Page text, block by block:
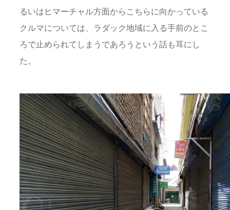
るいはヒマーチャル方面からこちらに向かっている
クルマについては、ラダック地域に入る手前のとこ
ろで止められてしまうであろうという話も耳にし
た。